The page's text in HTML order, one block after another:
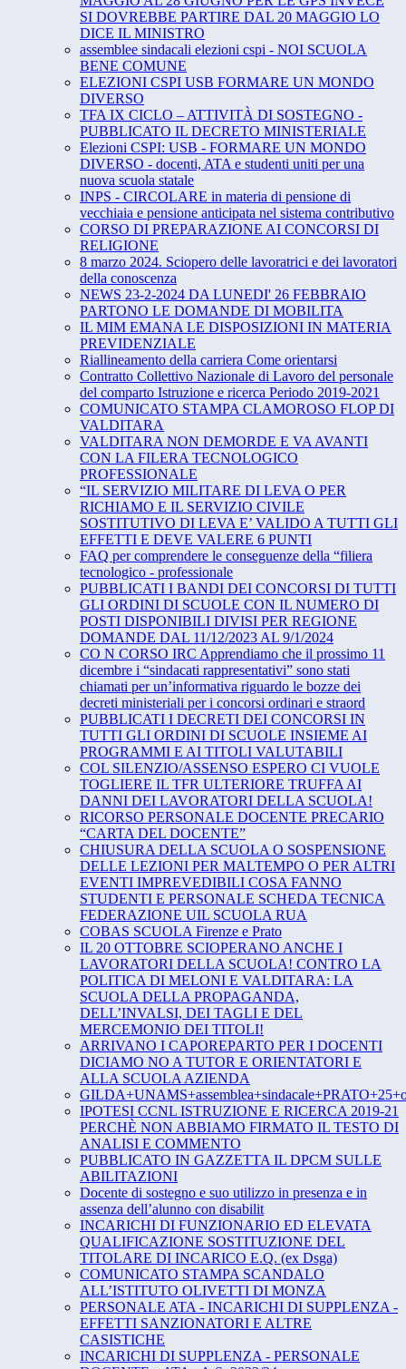
SI DOVREBBE PARTIRE DAL 20 MAGGIO LO
DICE IL MINISTRO
assemblee sindacali elezioni cspi - NOI SCUOLA
BENE COMUNE
ELEZIONI CSPI USB FORMARE UN MONDO
DIVERSO
TFA IX CICLO – ATTIVITÀ DI SOSTEGNO -
PUBBLICATO IL DECRETO MINISTERIALE
Elezioni CSPI: USB - FORMARE UN MONDO
DIVERSO - docenti, ATA e studenti uniti per una
nuova scuola statale
INPS - CIRCOLARE in materia di pensione di
vecchiaia e pensione anticipata nel sistema contributivo
CORSO DI PREPARAZIONE AI CONCORSI DI
RELIGIONE
8 marzo 2024. Sciopero delle lavoratrici e dei lavoratori
della conoscenza
NEWS 23-2-2024 DA LUNEDI' 26 FEBBRAIO
PARTONO LE DOMANDE DI MOBILITA
IL MIM EMANA LE DISPOSIZIONI IN MATERIA
PREVIDENZIALE
Riallineamento della carriera Come orientarsi
Contratto Collettivo Nazionale di Lavoro del personale
del comparto Istruzione e ricerca Periodo 2019-2021
COMUNICATO STAMPA CLAMOROSO FLOP DI
VALDITARA
VALDITARA NON DEMORDE E VA AVANTI
CON LA FILERA TECNOLOGICO
PROFESSIONALE
“IL SERVIZIO MILITARE DI LEVA O PER
RICHIAMO E IL SERVIZIO CIVILE
SOSTITUTIVO DI LEVA E’ VALIDO A TUTTI GLI
EFFETTI E DEVE VALERE 6 PUNTI
FAQ per comprendere le conseguenze della “filiera
tecnologico - professionale
PUBBLICATI I BANDI DEI CONCORSI DI TUTTI
GLI ORDINI DI SCUOLE CON IL NUMERO DI
POSTI DISPONIBILI DIVISI PER REGIONE
DOMANDE DAL 11/12/2023 AL 9/1/2024
CO N CORSO IRC Apprendiamo che il prossimo 11
dicembre i “sindacati rappresentativi” sono stati
chiamati per un’informativa riguardo le bozze dei
decreti ministeriali per i concorsi ordinari e straord
PUBBLICATI I DECRETI DEI CONCORSI IN
TUTTI GLI ORDINI DI SCUOLE INSIEME AI
PROGRAMMI E AI TITOLI VALUTABILI
COL SILENZIO/ASSENSO ESPERO CI VUOLE
TOGLIERE IL TFR ULTERIORE TRUFFA AI
DANNI DEI LAVORATORI DELLA SCUOLA!
RICORSO PERSONALE DOCENTE PRECARIO
“CARTA DEL DOCENTE”
CHIUSURA DELLA SCUOLA O SOSPENSIONE
DELLE LEZIONI PER MALTEMPO O PER ALTRI
EVENTI IMPREVEDIBILI COSA FANNO
STUDENTI E PERSONALE SCHEDA TECNICA
FEDERAZIONE UIL SCUOLA RUA
COBAS SCUOLA Firenze e Prato
IL 20 OTTOBRE SCIOPERANO ANCHE I
LAVORATORI DELLA SCUOLA! CONTRO LA
POLITICA DI MELONI E VALDITARA: LA
SCUOLA DELLA PROPAGANDA,
DELL’INVALSI, DEI TAGLI E DEL
MERCEMONIO DEI TITOLI!
ARRIVANO I CAPOREPARTO PER I DOCENTI
DICIAMO NO A TUTOR E ORIENTATORI E
ALLA SCUOLA AZIENDA
IPOTESI CCNL ISTRUZIONE E RICERCA 2019-21
PERCHÈ NON ABBIAMO FIRMATO IL TESTO DI
ANALISI E COMMENTO
PUBBLICATO IN GAZZETTA IL DPCM SULLE
ABILITAZIONI
Docente di sostegno e suo utilizzo in presenza e in
assenza dell’alunno con disabilit
INCARICHI DI FUNZIONARIO ED ELEVATA
QUALIFICAZIONE SOSTITUZIONE DEL
TITOLARE DI INCARICO E.Q. (ex Dsga)
COMUNICATO STAMPA SCANDALO
ALL’ISTITUTO OLIVETTI DI MONZA
PERSONALE ATA - INCARICHI DI SUPPLENZA -
EFFETTI SANZIONATORI E ALTRE
CASISTICHE
INCARICHI DI SUPPLENZA - PERSONALE